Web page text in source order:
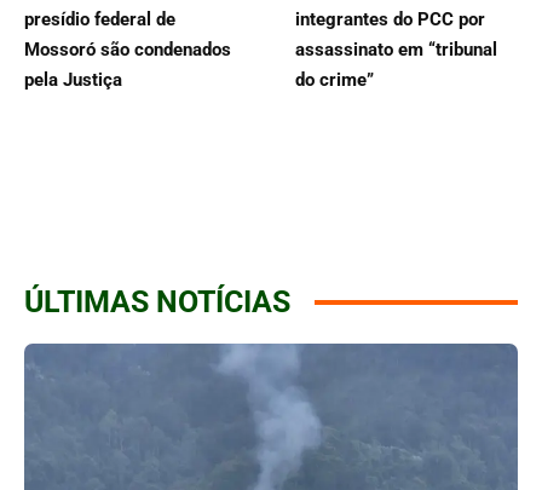
presídio federal de
Mossoró são condenados
pela Justiça
integrantes do PCC por
assassinato em “tribunal
do crime”
ÚLTIMAS NOTÍCIAS